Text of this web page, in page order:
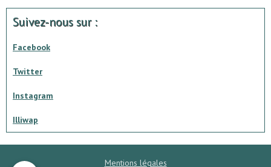
Suivez-nous sur :
Facebook
Twitter
Instagram
Illiwap
Mentions légales